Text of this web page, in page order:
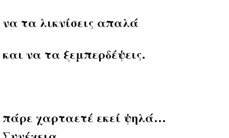
να τα λικνίσεις απαλά
και να τα ξεμπερδέψεις.
πάρε χαρταετέ εκεί ψηλά…